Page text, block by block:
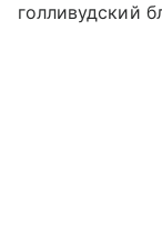
голливудский